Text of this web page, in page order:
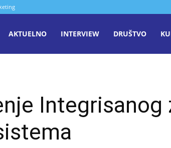
AKTUELNO INTERVIEW DRUŠTVO
Integrisanog